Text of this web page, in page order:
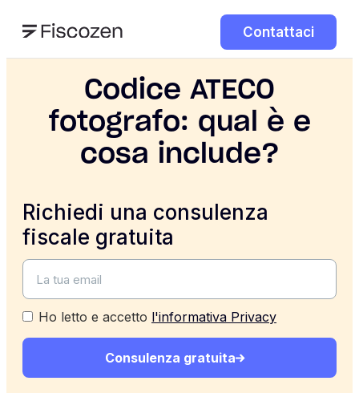
Contattaci
Codice ATECO
fotografo: qual è e
cosa include?
Richiedi una consulenza
fiscale gratuita
Ho letto e accetto l'informativa Privacy
Consulenza gratuita